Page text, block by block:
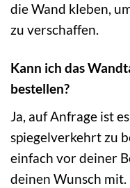
die Wand kleben,
zu verschaffen.
Kann ich das
bestellen?
Ja, auf Anfrage ist
spiegelverkehrt zu
einfach vor deiner
deinen Wunsch mit.